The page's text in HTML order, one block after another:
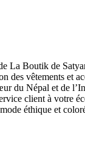
La Boutik de
des vêtements et
du Népal et de
client à votre
éthique et